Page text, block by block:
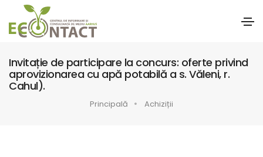
Invitație de participare la concurs: oferte privind
aprovizionarea cu apă potabilă a s. Văleni, r.
Cahul).
Principală Achiziții